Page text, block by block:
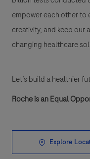
empower each other to
creativity, and keep our
changing healthcare
Let’s build a healthier
Roche is an Equal
Explore